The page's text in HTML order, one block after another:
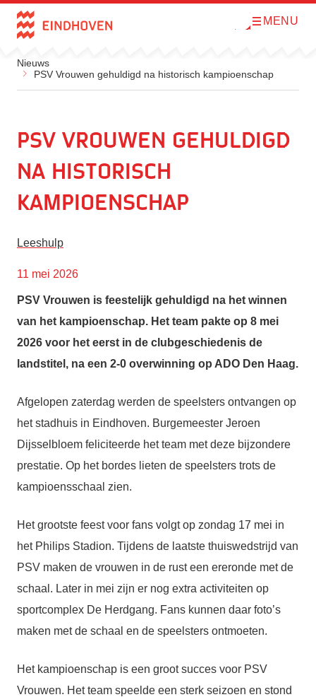
Direct naar de inhoud
O
e
MENU
Nieuws
PSV Vrouwen gehuldigd na historisch kampioenschap
PSV Vrouwen gehuldigd
na historisch
kampioenschap
Leeshulp
11 mei 2026
PSV Vrouwen is feestelijk gehuldigd na het winnen
van het kampioenschap. Het team pakte op 8 mei
2026 voor het eerst in de clubgeschiedenis de
landstitel, na een 2-0 overwinning op ADO Den Haag.
Afgelopen zaterdag werden de speelsters ontvangen op
het stadhuis in Eindhoven. Burgemeester Jeroen
Dijsselbloem feliciteerde het team met deze bijzondere
prestatie. Op het bordes lieten de speelsters trots de
kampioensschaal zien.
Het grootste feest voor fans volgt op zondag 17 mei in
het Philips Stadion. Tijdens de laatste thuiswedstrijd van
PSV maken de vrouwen in de rust een ereronde met de
schaal. Later in mei zijn er nog extra activiteiten op
sportcomplex De Herdgang. Fans kunnen daar foto’s
maken met de schaal en de speelsters ontmoeten.
Het kampioenschap is een groot succes voor PSV
Vrouwen. Het team speelde een sterk seizoen en stond